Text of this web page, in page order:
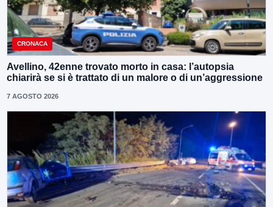
CRONACA
Avellino, 42enne trovato morto in casa: l’autopsia
chiarirà se si è trattato di un malore o di un’aggressione
7 AGOSTO 2026